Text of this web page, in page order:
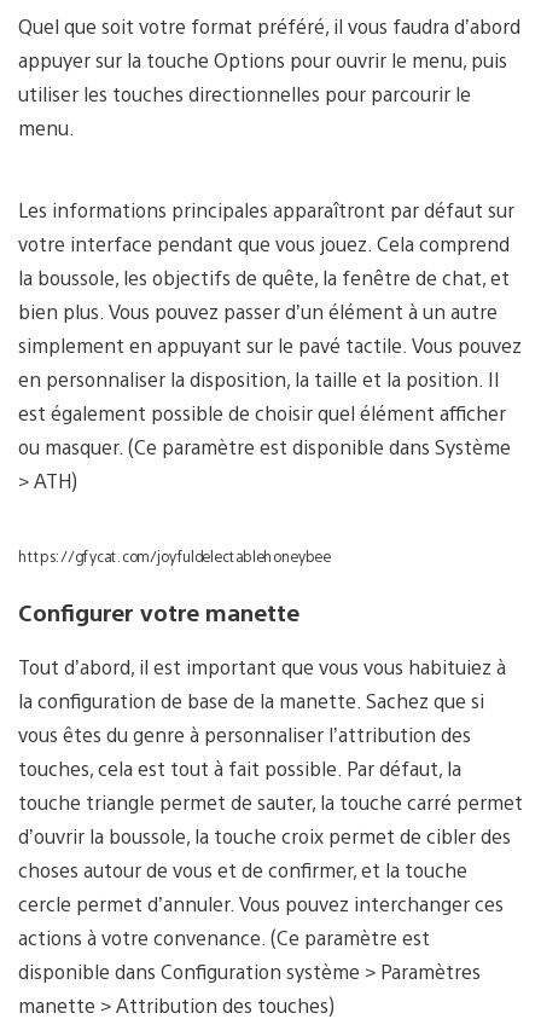
Quel que soit votre format préféré, il vous faudra d’abord
appuyer sur la touche Options pour ouvrir le menu, puis
utiliser les touches directionnelles pour parcourir le
menu.
Les informations principales apparaîtront par défaut sur
votre interface pendant que vous jouez. Cela comprend
la boussole, les objectifs de quête, la fenêtre de chat, et
bien plus. Vous pouvez passer d’un élément à un autre
simplement en appuyant sur le pavé tactile. Vous pouvez
en personnaliser la disposition, la taille et la position. Il
est également possible de choisir quel élément afficher
ou masquer. (Ce paramètre est disponible dans Système
> ATH)
https://gfycat.com/joyfuldelectablehoneybee
Configurer votre manette
Tout d’abord, il est important que vous vous habituiez à
la configuration de base de la manette. Sachez que si
vous êtes du genre à personnaliser l’attribution des
touches, cela est tout à fait possible. Par défaut, la
touche triangle permet de sauter, la touche carré permet
d’ouvrir la boussole, la touche croix permet de cibler des
choses autour de vous et de confirmer, et la touche
cercle permet d’annuler. Vous pouvez interchanger ces
actions à votre convenance. (Ce paramètre est
disponible dans Configuration système > Paramètres
manette > Attribution des touches)